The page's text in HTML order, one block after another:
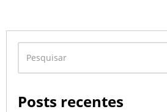
Posts recentes